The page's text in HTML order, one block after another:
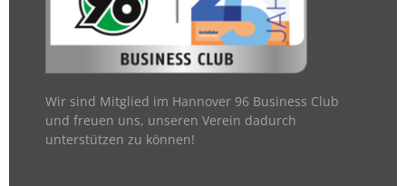
Wir sind Mitglied im Hannover 96 Business Club
und freuen uns, unseren Verein dadurch
unterstützen zu können!